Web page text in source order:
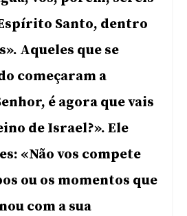
Santo, dentro
Aqueles que se
começaram a
é agora que vais
de Israel?». Ele
«Não vos compete
ou os momentos que
com a sua